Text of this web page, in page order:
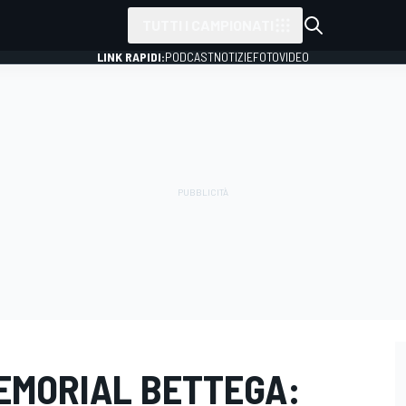
LINK RAPIDI:PODCASTNOTIZIEFOTOVIDEO
BETTEGA: